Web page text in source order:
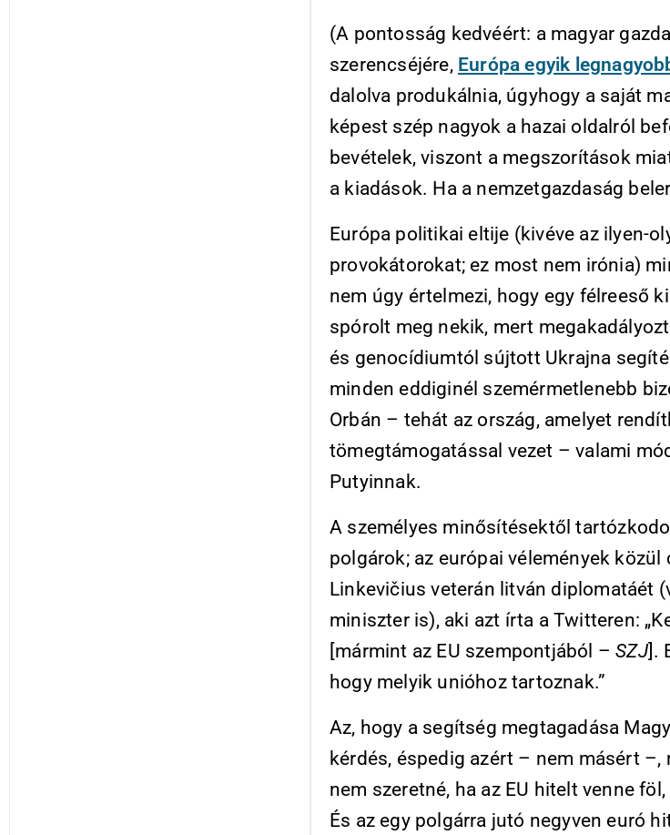
(A pontosság kedvéért: a magyar
szerencséjére, Európa egyik
dalolva produkálnia, úgyhogy a saját
képest szép nagyok a hazai oldalról
bevételek, viszont a megszorítások
a kiadások. Ha a nemzetgazdaság
Európa politikai eltije (kivéve az ilyen-
provokátorokat; ez most nem irónia)
nem úgy értelmezi, hogy egy félreeső
spórolt meg nekik, mert
és genocídiumtól sújtott Ukrajna
minden eddiginél szemérmetlenebb
Orbán – tehát az ország, amelyet
tömegtámogatással vezet – valami
Putyinnak.
A személyes minősítésektől
polgárok; az európai vélemények közül
Linkevičius veterán litván diplomatáét
miniszter is), aki azt írta a Twitteren:
[mármint az EU szempontjából –SZJ].
hogy melyik unióhoz tartoznak.”
Az, hogy a segítség megtagadása
kérdés, éspedig azért – nem másért –,
nem szeretné, ha az EU hitelt venne
És az egy polgárra jutó negyven euró